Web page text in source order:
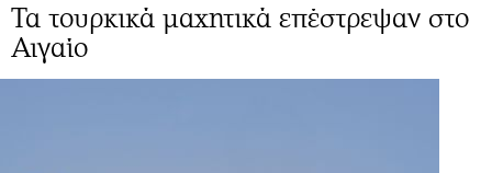
Τα τουρκικά μαχητικά επέστρεψαν στο
Αιγαίο